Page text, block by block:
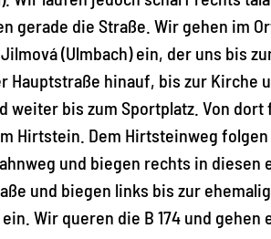
gerade die Straße. Wir gehen im
(Ulmbach) ein, der uns bis
Hauptstraße hinauf, bis zur Kirche
weiter bis zum Sportplatz. Von
Hirtstein. Dem Hirtsteinweg
und biegen rechts in diesen
und biegen links bis zur
Wir queren die B 174 und gehen